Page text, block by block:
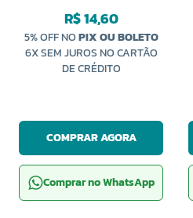
R$ 14,60
5% OFF NOPIX OU BOLETO
6X SEM JUROS NO CARTÃO
DE CRÉDITO
COMPRAR AGORA
Comprar no WhatsApp